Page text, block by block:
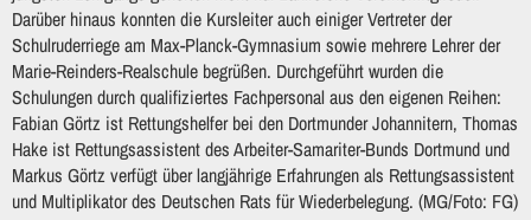
Darüber hinaus konnten die Kursleiter auch einiger Vertreter der
Schulruderriege am Max-Planck-Gymnasium sowie mehrere Lehrer der
Marie-Reinders-Realschule begrüßen. Durchgeführt wurden die
Schulungen durch qualifiziertes Fachpersonal aus den eigenen Reihen:
Fabian Görtz ist Rettungshelfer bei den Dortmunder Johannitern, Thomas
Hake ist Rettungsassistent des Arbeiter-Samariter-Bunds Dortmund und
Markus Görtz verfügt über langjährige Erfahrungen als Rettungsassistent
und Multiplikator des Deutschen Rats für Wiederbelegung. (MG/Foto: FG)